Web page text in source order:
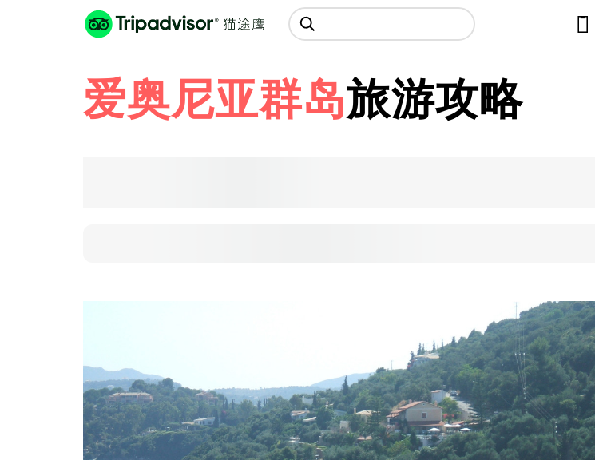
猫途鹰:景点、酒店、美食十亿条
点评

爱奥尼亚群岛旅游攻略